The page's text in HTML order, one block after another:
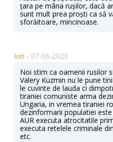
țara pe mâna rușilor, dacă
sunt mult prea proști ca să
sforăitoare, mincinoase.
Ion - 07-06-2023
Noi stim ca oamenii rusilor
Valery Kuzmin nu le pune
le cuvinte de lauda ci
tiraniei comuniste arma
Ungaria, in vremea tiraniei
dezinformarii populatiei
AUR executa atrocitatile
executa retelele criminale
etc.